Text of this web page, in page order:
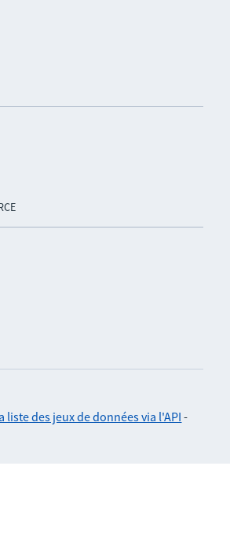
liste des jeux de données via l'API -